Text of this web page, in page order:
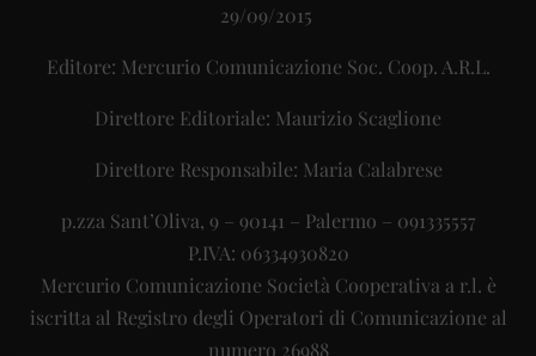
29/09/2015
Editore: Mercurio Comunicazione Soc. Coop. A.R.L.
Direttore Editoriale: Maurizio Scaglione
Direttore Responsabile: Maria Calabrese
p.zza Sant’Oliva, 9 – 90141 – Palermo – 091335557
P.IVA: 06334930820
Mercurio Comunicazione Società Cooperativa a r.l. è
iscritta al Registro degli Operatori di Comunicazione al
numero 26988